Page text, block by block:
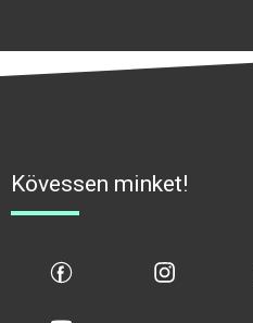
Kövessen minket!